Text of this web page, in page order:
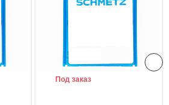
Под заказ